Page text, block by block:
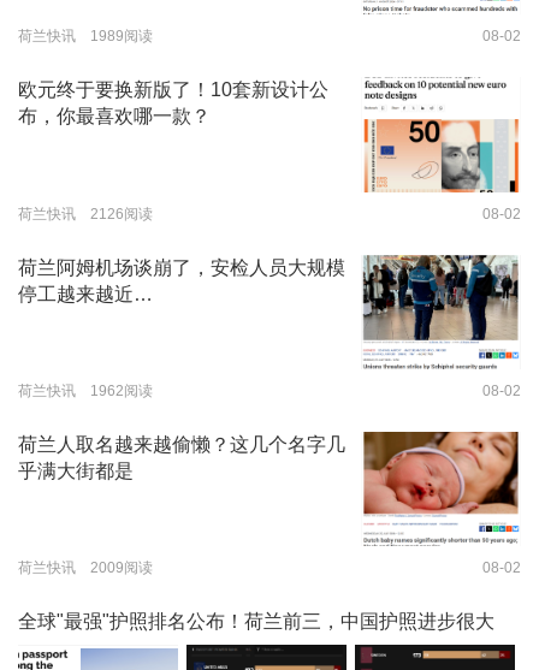
荷兰快讯 1989阅读 08-02
欧元终于要换新版了！10套新设计公
布，你最喜欢哪一款？
荷兰快讯 2126阅读 08-02
荷兰阿姆机场谈崩了，安检人员大规模
停工越来越近…
荷兰快讯 1962阅读 08-02
荷兰人取名越来越偷懒？这几个名字几
乎满大街都是
荷兰快讯 2009阅读 08-02
全球"最强"护照排名公布！荷兰前三，中国护照进步很大